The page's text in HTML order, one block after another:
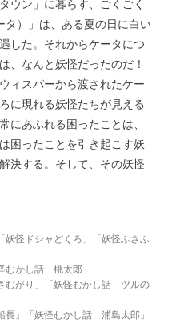
ウン」に暮らす、ごくごく
タ）」は、ある夏の日に白い
した。それからケータにつ
、なんと妖怪だったのだ！
ィスパーから渡されたケー
に現れる妖怪たちが見える
にあふれる困ったことは、
困ったことを引き起こす妖
決する。そして、その妖怪
怪ドシャどくろ」「妖怪ふさふ
むかし話 桃太郎」
むがり」「妖怪むかし話 ツルの
長」「妖怪むかし話 浦島太郎」